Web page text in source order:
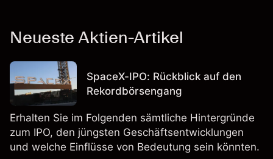
Neueste Aktien-Artikel
SpaceX-IPO: Rückblick auf den
Rekordbörsengang
Erhalten Sie im Folgenden sämtliche Hintergründe
zum IPO, den jüngsten Geschäftsentwicklungen
und welche Einflüsse von Bedeutung sein könnten.